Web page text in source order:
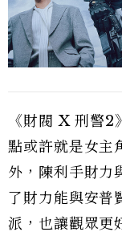
《財閥 X 刑警2
點或許就是女主
外，陳利手財力
了財力能與安普
派，也讓觀眾更